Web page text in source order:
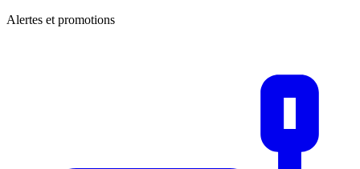
Alertes et promotions